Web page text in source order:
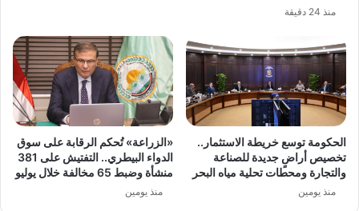
منذ 24 دقيقة
الحكومة توسع خريطة الاستثمار..
تخصيص أراضٍ جديدة للصناعة
والتجارة ومحطات تحلية مياه البحر
منذ يومين
«الزراعة» تُحكم الرقابة على سوق
الدواء البيطري.. التفتيش على 381
منشأة وضبط 65 مخالفة خلال يوليو
منذ يومين